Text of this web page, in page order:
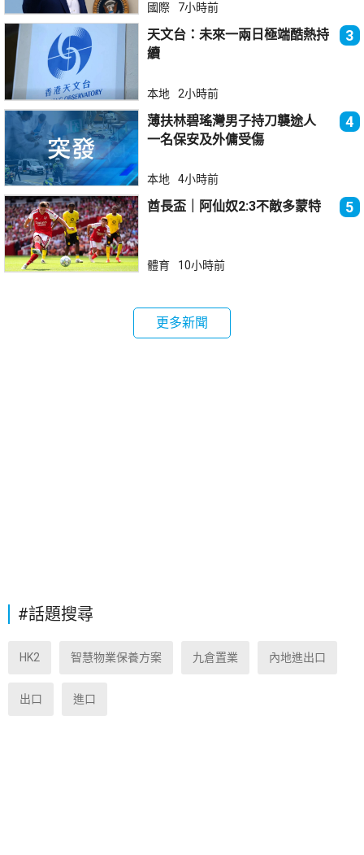
國際 7小時前
天文台：未來一兩日極端酷熱持
續
3
本地 2小時前
薄扶林碧瑤灣男子持刀襲途人
一名保安及外傭受傷
4
本地 4小時前
酋長盃｜阿仙奴2:3不敵多蒙特 5
體育 10小時前
更多新聞
#話題搜尋
HK2 智慧物業保養方案 九倉置業 內地進出口
出口 進口